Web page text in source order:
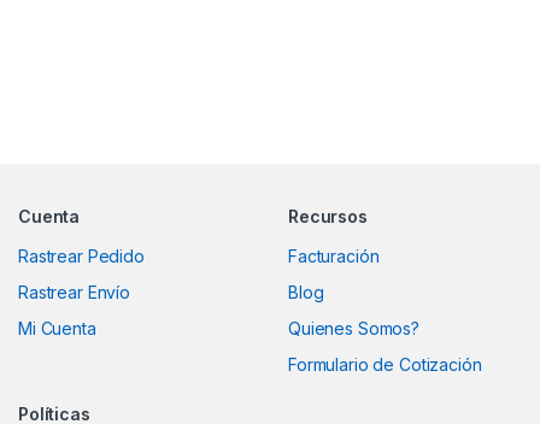
Cuenta
Rastrear Pedido
Rastrear Envío
Mi Cuenta
Recursos
Facturación
Blog
Quienes Somos?
Formulario de Cotización
Políticas